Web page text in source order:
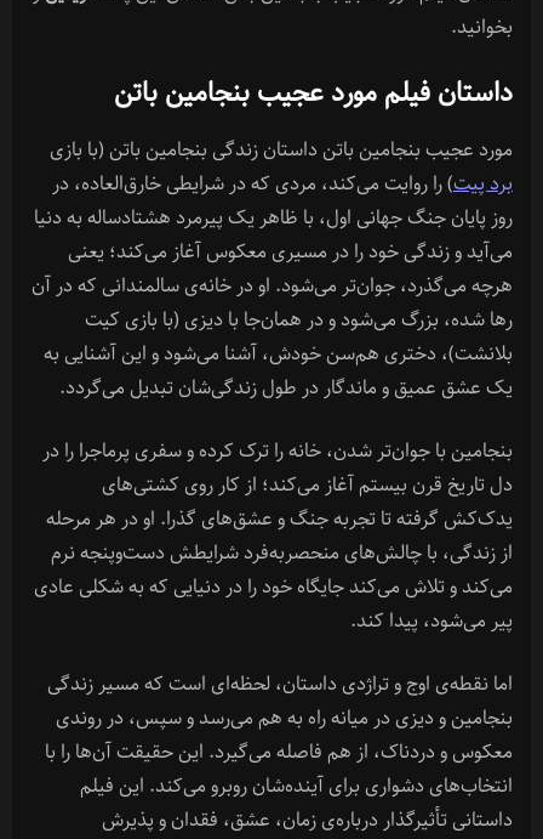
بخوانید.
داستان فیلم مورد عجیب بنجامین باتن
مورد عجیب بنجامین باتن داستان زندگی بنجامین باتن (با بازی
برد پیت) را روایت می‌کند، مردی که در شرایطی خارق‌العاده، در
روز پایان جنگ جهانی اول، با ظاهر یک پیرمرد هشتادساله به دنیا
می‌آید و زندگی خود را در مسیری معکوس آغاز می‌کند؛ یعنی
هرچه می‌گذرد، جوان‌تر می‌شود. او در خانه‌ی سالمندانی که در آن
رها شده، بزرگ می‌شود و در همان‌جا با دیزی (با بازی کیت
بلانشت)، دختری هم‌سن خودش، آشنا می‌شود و این آشنایی به
یک عشق عمیق و ماندگار در طول زندگی‌شان تبدیل می‌گردد.
بنجامین با جوان‌تر شدن، خانه را ترک کرده و سفری پرماجرا را در
دل تاریخ قرن بیستم آغاز می‌کند؛ از کار روی کشتی‌های
یدک‌کش گرفته تا تجربه جنگ و عشق‌های گذرا. او در هر مرحله
از زندگی، با چالش‌های منحصربه‌فرد شرایطش دست‌وپنجه نرم
می‌کند و تلاش می‌کند جایگاه خود را در دنیایی که به شکلی عادی
پیر می‌شود، پیدا کند.
اما نقطه‌ی اوج و تراژدی داستان، لحظه‌ای است که مسیر زندگی
بنجامین و دیزی در میانه راه به هم می‌رسد و سپس، در روندی
معکوس و دردناک، از هم فاصله می‌گیرد. این حقیقت آن‌ها را با
انتخاب‌های دشواری برای آینده‌شان روبرو می‌کند. این فیلم
داستانی تأثیرگذار درباره‌ی زمان، عشق، فقدان و پذیرش